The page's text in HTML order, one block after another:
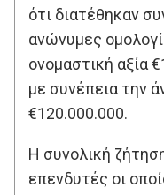
ότι διατέθηκαν
ανώνυμες
ονομαστική αξία
με συνέπεια την
€120.000.000.
Η συνολική
επενδυτές οι